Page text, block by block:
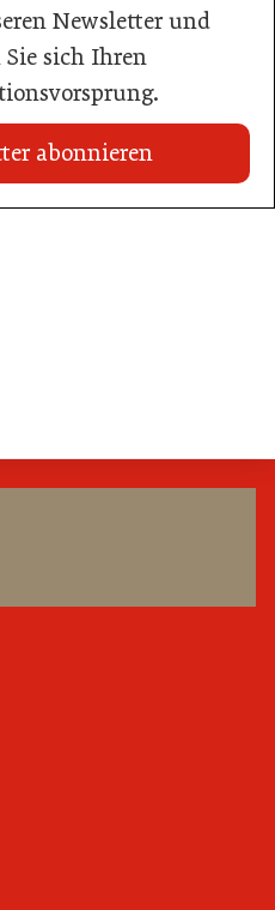
Newsletter und
Sie sich Ihren
abonnieren
durch